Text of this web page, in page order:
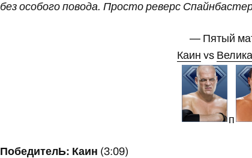
без особого повода. Просто реверс
— Пятый
Каин vs
п
ПобедителЬ: Каин (3:09)